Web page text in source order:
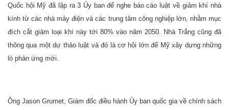
Quốc hội Mỹ đã lập ra 3 Ủy ban để nghe báo cáo luật về giảm khí nhà
kính từ các nhà máy điện và các trung tâm công nghiệp lớn, nhằm mục
đích cắt giảm loại khí này tới 80% vào năm 2050. Nhà Trắng cũng đã
thông qua một dự thảo luật và đó là cơ hội lớn để Mỹ xây dựng những
lò phản ứng mới.
Ông Jason Grumet, Giám đốc điều hành Ủy ban quốc gia về chính sách